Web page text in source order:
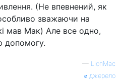
(Не впевнений, як
зважаючи на
мав Мак) Але все одно,
допомогу.
— LionMac
джерело